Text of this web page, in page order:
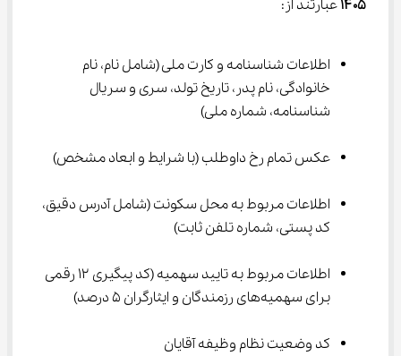
۱۴۰۵ عبارتند از:
اطلاعات شناسنامه و کارت ملی (شامل نام، نام
خانوادگی، نام پدر، تاریخ تولد، سری و سریال
شناسنامه، شماره ملی)
عکس تمام رخ داوطلب (با شرایط و ابعاد مشخص)
اطلاعات مربوط به محل سکونت (شامل آدرس دقیق،
کد پستی، شماره تلفن ثابت)
اطلاعات مربوط به تایید سهمیه (کد پیگیری ۱۲ رقمی
برای سهمیه‌های رزمندگان و ایثارگران ۵ درصد)
کد وضعیت نظام وظیفه آقایان